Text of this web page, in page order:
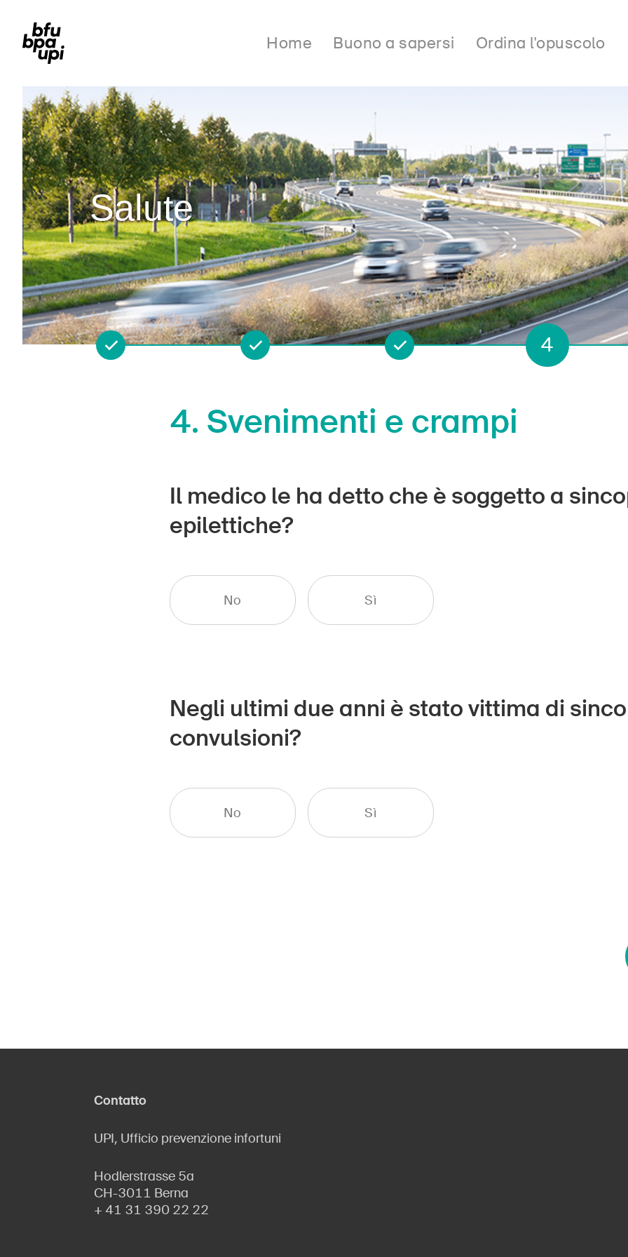
Home Buono a sapersi Ordina l'opuscolo
Salute
1 2 3 4
4. Svenimenti e crampi
Il medico le ha detto che è soggetto a
epilettiche?
No Sì
Negli ultimi due anni è stato vittima di
convulsioni?
No Sì
Contatto
UPI, Ufficio prevenzione infortuni
Hodlerstrasse 5a
CH-3011 Berna
+ 41 31 390 22 22